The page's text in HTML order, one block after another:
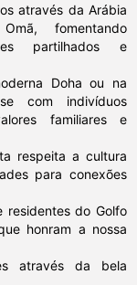
através da Arábia
fomentando
partilhados e
Doha ou na
com indivíduos
familiares e
respeita a cultura
para conexões
residentes do Golfo
honram a nossa
através da bela